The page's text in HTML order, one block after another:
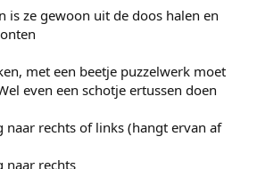
is ze gewoon uit de doos halen en
met een beetje puzzelwerk moet
even een schotje ertussen doen
naar rechts of links (hangt ervan af
naar rechts